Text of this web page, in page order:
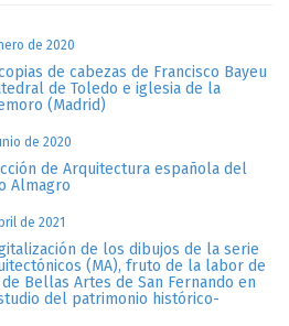
de 2020
de cabezas de Francisco Bayeu
de Toledo e iglesia de la
(Madrid)
de 2020
de Arquitectura española del
Almagro
de 2021
de los dibujos de la serie
(MA), fruto de la labor de
Bellas Artes de San Fernando en
del patrimonio histórico-